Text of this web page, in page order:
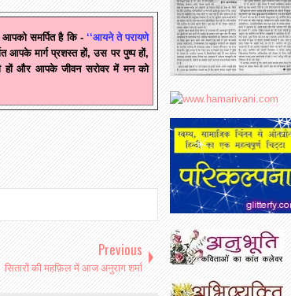
आपको समर्पित है कि - ‘‘आयने ते परायणे
आपके मार्ग प्रशस्त हों, उस पर पुष्प हों,
और आपके जीवन सरोवर में मन को
Previous
सितारों की महफ़िल में आज अनुराग शर्मा